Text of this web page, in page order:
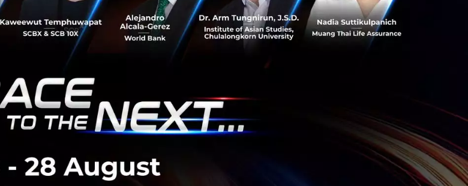
ห้ประเทศไทยมุ่งสู่แนวทางเศรษฐกิจแห่งการสร้างมูลค่าเพิ่ม ซึ่ง
คการผลิตของไทย การเติบโตของอุตสาหกรรมที่มีมูลค่าสูงทำให้
ความสำคัญมากขึ้นกับบริการที่สร้างมูลค่าเพิ่มให้ธุรกิจ
ภาคธุรกิจให้ความสำคัญมากกับการคืนสินค้า ซึ่งบริการดังกล่าว
รองรับ เพื่อช่วยให้ลูกค้าสร้างจุดแข็งที่แตกต่างจากคู่แข่งได้
เรามอบโซลูชั่นที่ครบวงจรและมีประสิทธิภาพสำหรับผู้ผลิตใน
การเติบโตในตลาดภูมิภาคหรือตลาดโลกได้”
Dynamics